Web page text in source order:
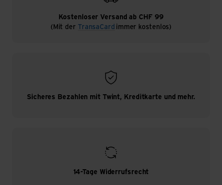
Kostenloser Versand ab CHF 99
(Mit der TransaCard immer kostenlos)
Sicheres Bezahlen mit Twint, Kreditkarte und mehr.
14-Tage Widerrufsrecht